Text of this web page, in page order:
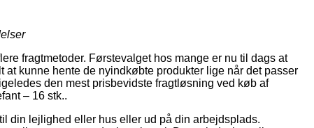
fragtmetoder. Førstevalget hos mange er nu til dags at
kunne hente de nyindkøbte produkter lige når det passer
den mest prisbevidste fragtløsning ved køb af
– 16 stk..
din lejlighed eller hus eller ud på din arbejdsplads.